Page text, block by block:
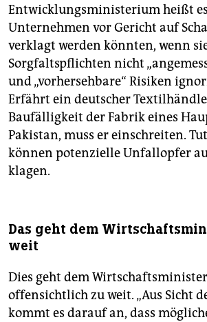
Entwicklungsministerium heißt
Unternehmen vor Gericht auf
verklagt werden könnten, wenn
Sorgfaltspflichten nicht
und „vorhersehbare“ Risiken
Erfährt ein deutscher
Baufälligkeit der Fabrik eines
Pakistan, muss er einschreiten.
können potenzielle Unfallopfer
klagen.
Das geht dem
weit
Dies geht dem
offensichtlich zu weit. „Aus Sicht
kommt es darauf an, dass